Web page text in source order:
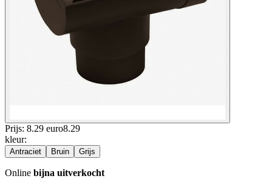
Prijs: 8.29 euro8.29
kleur:
Antraciet Bruin Grijs
Online bijna uitverkocht